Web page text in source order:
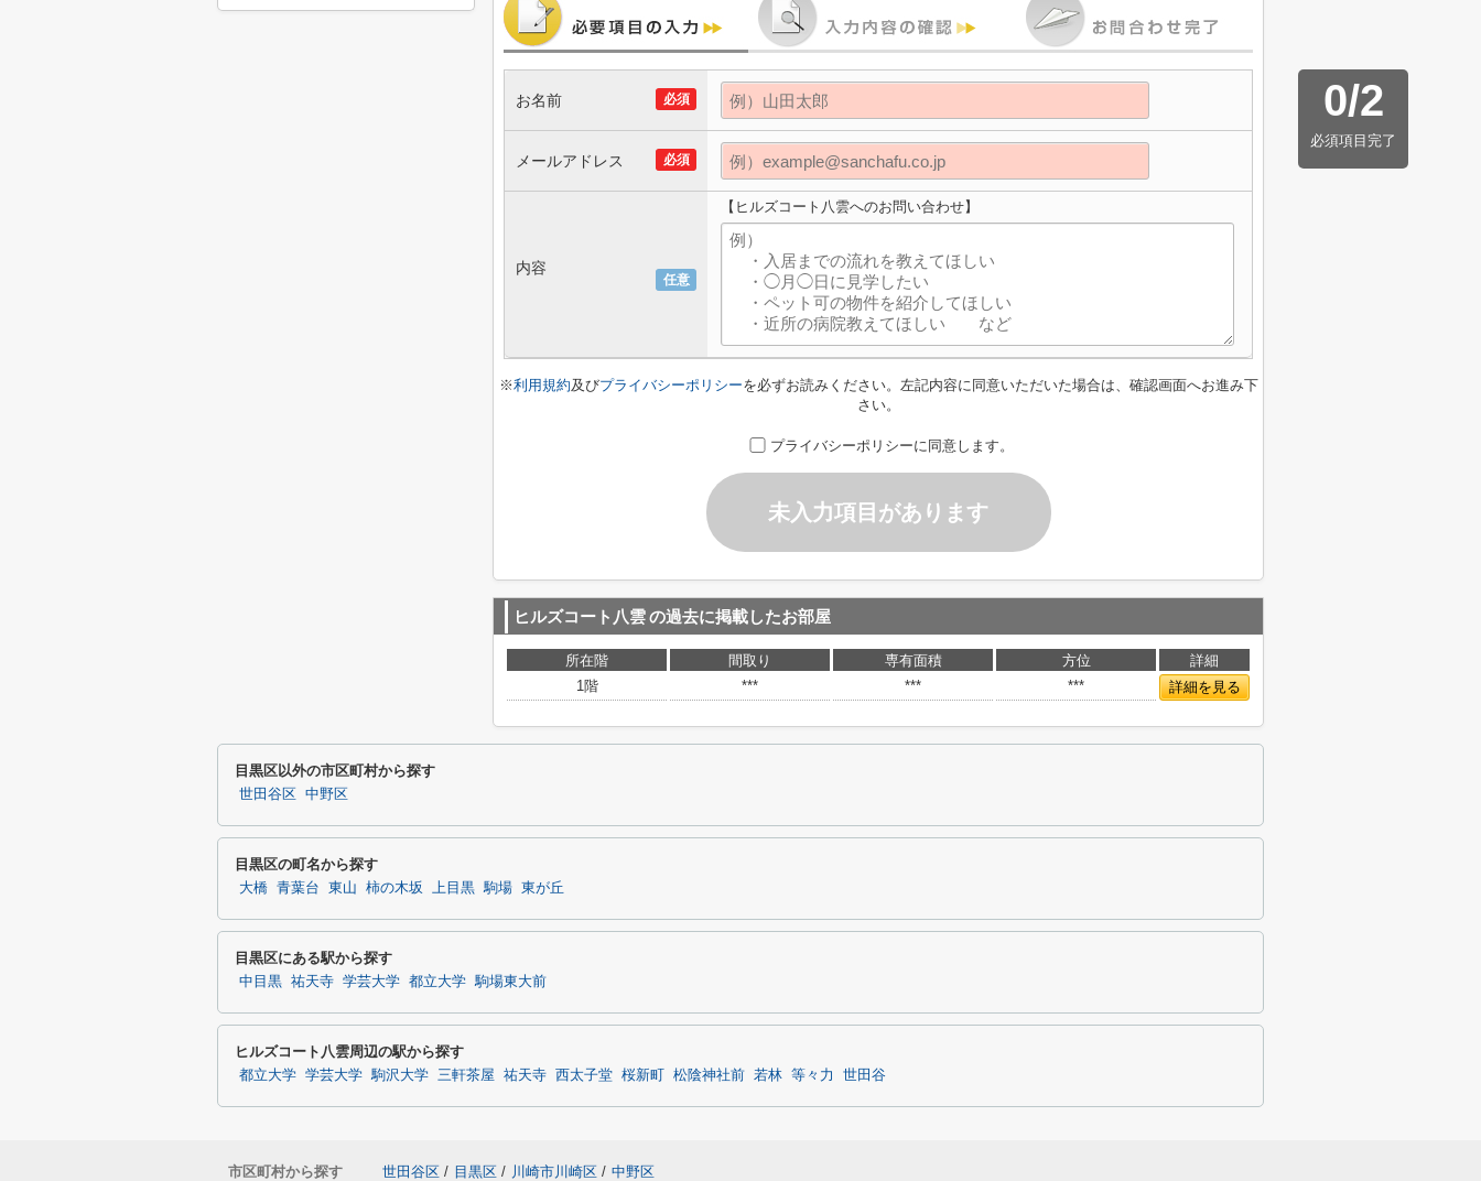
0/2
必須項目完了
必須
お名前
必須
メールアドレス
任意
内容
【ヒルズコート八雲へのお問い合わせ】
※利用規約及びプライバシーポリシーを必ずお読みください。左記内容に同意いただいた場合は、確認画面へお進み下
さい。
プライバシーポリシーに同意します。
未入力項目があります
ヒルズコート八雲の過去に掲載したお部屋
所在階 間取り 専有面積 方位
詳細
1階
*** *** *** 詳細を見る
目黒区以外の市区町村から探す
世田谷区 中野区
目黒区の町名から探す
大橋 青葉台 東山 柿の木坂 上目黒 駒場 東が丘
目黒区にある駅から探す
中目黒 祐天寺 学芸大学 都立大学 駒場東大前
ヒルズコート八雲周辺の駅から探す
都立大学 学芸大学 駒沢大学 三軒茶屋 祐天寺 西太子堂 桜新町 松陰神社前 若林 等々力 世田谷
市区町村から探す 世田谷区 / 目黒区 / 川崎市川崎区 / 中野区